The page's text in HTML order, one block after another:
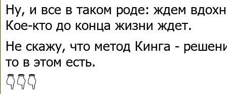
Ну, и все в таком роде: ждем
Кое-кто до конца жизни ждет.
Не скажу, что метод Кинга -
то в этом есть.
👇👇👇